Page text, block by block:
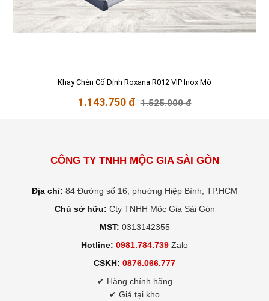
Khay Chén Cố Định Roxana R012 VIP Inox Mờ
1.143.750 đ 1.525.000 đ
CÔNG TY TNHH MỘC GIA SÀI GÒN
Địa chỉ: 84 Đường số 16, phường Hiệp Bình, TP.HCM
Chủ sở hữu: Cty TNHH Mộc Gia Sài Gòn
MST: 0313142355
Hotline: 0981.784.739 Zalo
CSKH: 0876.066.777
✔ Hàng chính hãng
✔ Giá tại kho